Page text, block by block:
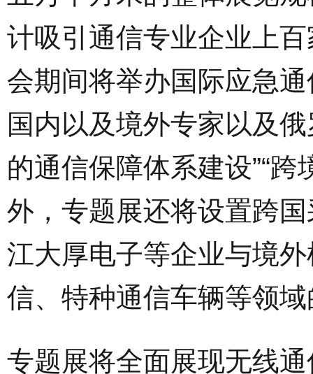
计吸引通信专业企业上
会期间将举办国际应急
国内以及境外专家以及
的通信保障体系建设”“
外，专题展还将设置跨
江大厚电子等企业与境
信、特种通信车辆等领
专题展将全面展现无线